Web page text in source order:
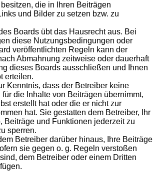
die in Ihren Beiträgen
und Bilder zu setzen bzw. zu
Boards übt das Hausrecht aus. Bei
diese Nutzungsbedingungen oder
veröffentlichten Regeln kann der
Abmahnung zeitweise oder dauerhaft
dieses Boards ausschließen und Ihnen
erteilen.
Kenntnis, dass der Betreiber keine
für die Inhalte von Beiträgen übernimmt,
erstellt hat oder die er nicht zur
hat. Sie gestatten dem Betreiber, Ihr
Beiträge und Funktionen jederzeit zu
sperren.
Betreiber darüber hinaus, Ihre Beiträge
sie gegen o. g. Regeln verstoßen
dem Betreiber oder einem Dritten